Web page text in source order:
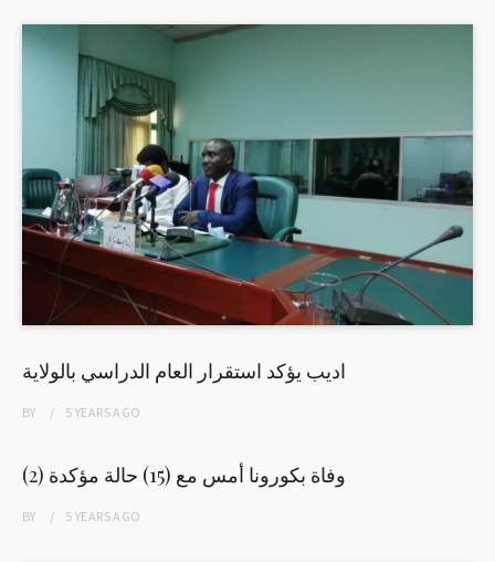
اديب يؤكد استقرار العام الدراسي بالولاية
BY 5 YEARSAGO
(2) وفاة بكورونا أمس مع (15) حالة مؤكدة
BY 5 YEARSAGO